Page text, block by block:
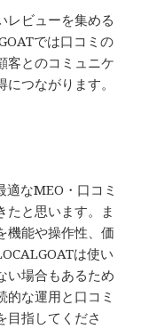
レビューを集める
では口コミの
客とのコミュニケ
つながります。
なMEO・口コミ
たと思います。ま
機能や操作性、価
は使い
い場合もあるため
な運用と口コミ
目指してくださ